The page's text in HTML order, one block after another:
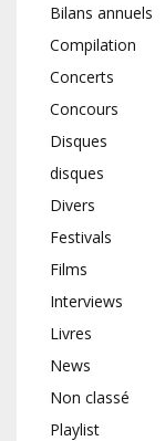
Bilans annuels
Compilation
Concerts
Concours
Disques
disques
Divers
Festivals
Films
Interviews
Livres
News
Non classé
Playlist